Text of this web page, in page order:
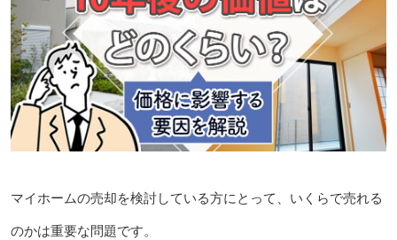
マイホームの売却を検討している方にとって、いくらで売れる
のかは重要な問題です。